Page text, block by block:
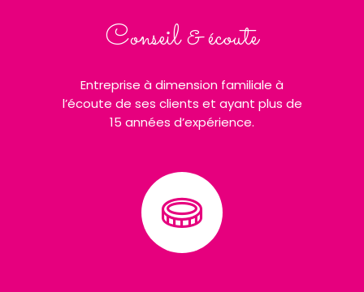
Conseil & écoute
Entreprise à dimension familiale à
l’écoute de ses clients et ayant plus de
15 années d’expérience.